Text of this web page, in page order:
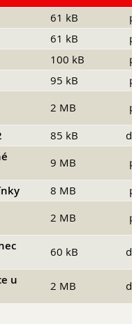
Španělska
61 kB
61 kB
100 kB
95 kB
2 MB
85 kB
9 MB
8 MB
2 MB
60 kB
u
2 MB